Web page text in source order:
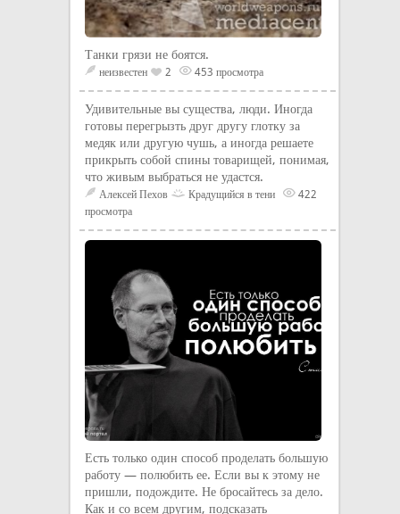
Танки грязи не боятся.
неизвестен 2 453 просмотра
Удивительные вы существа, люди. Иногда
готовы перегрызть друг другу глотку за
медяк или другую чушь, а иногда решаете
прикрыть собой спины товарищей, понимая,
что живым выбраться не удастся.
Алексей Пехов Крадущийся в тени
422
просмотра
Есть только один способ проделать большую
работу — полюбить ее. Если вы к этому не
пришли, подождите. Не бросайтесь за дело.
Как и со всем другим, подсказать